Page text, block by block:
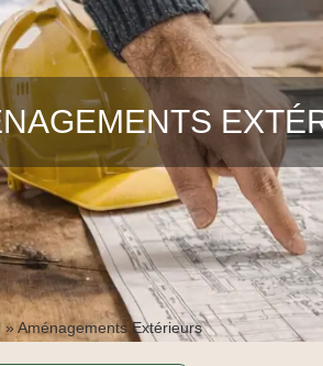
» Aménagements Extérieurs